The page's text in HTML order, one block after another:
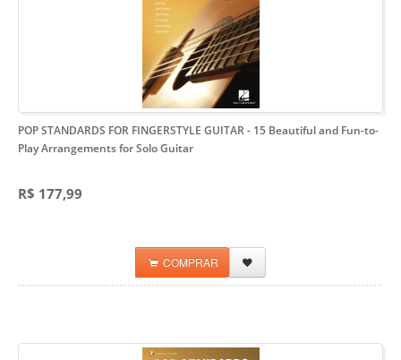
POP STANDARDS FOR FINGERSTYLE GUITAR- 15 Beautiful and Fun-to-
Play Arrangements for Solo Guitar
R$ 177,99
COMPRAR